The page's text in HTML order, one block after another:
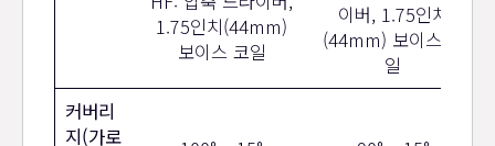
1.75인치(44mm)
보이스 코일
이버, 1.75인치
(44mm) 보이스 코
일
커버리
지(가로